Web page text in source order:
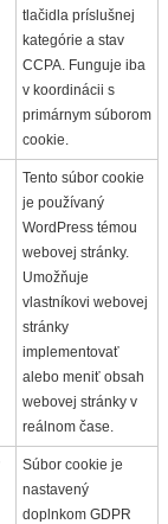
tlačidla príslušnej
kategórie a stav
CCPA. Funguje iba
v koordinácii s
primárnym súborom
cookie.
Tento súbor cookie
je používaný
WordPress témou
webovej stránky.
Umožňuje
vlastníkovi webovej
stránky
implementovať
alebo meniť obsah
webovej stránky v
reálnom čase.
Súbor cookie je
nastavený
doplnkom GDPR